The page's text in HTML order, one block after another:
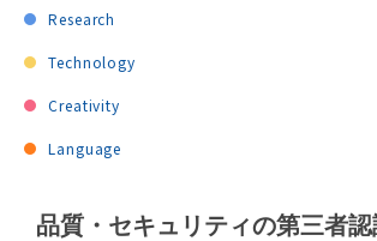
Research
Technology
Creativity
Language
品質・セキュリティの第三者認